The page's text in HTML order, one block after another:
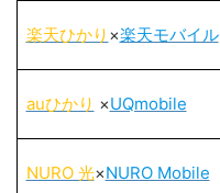
楽天ひかり ×楽天モバイル
auひかり ×UQmobile
NURO 光×NURO Mobile